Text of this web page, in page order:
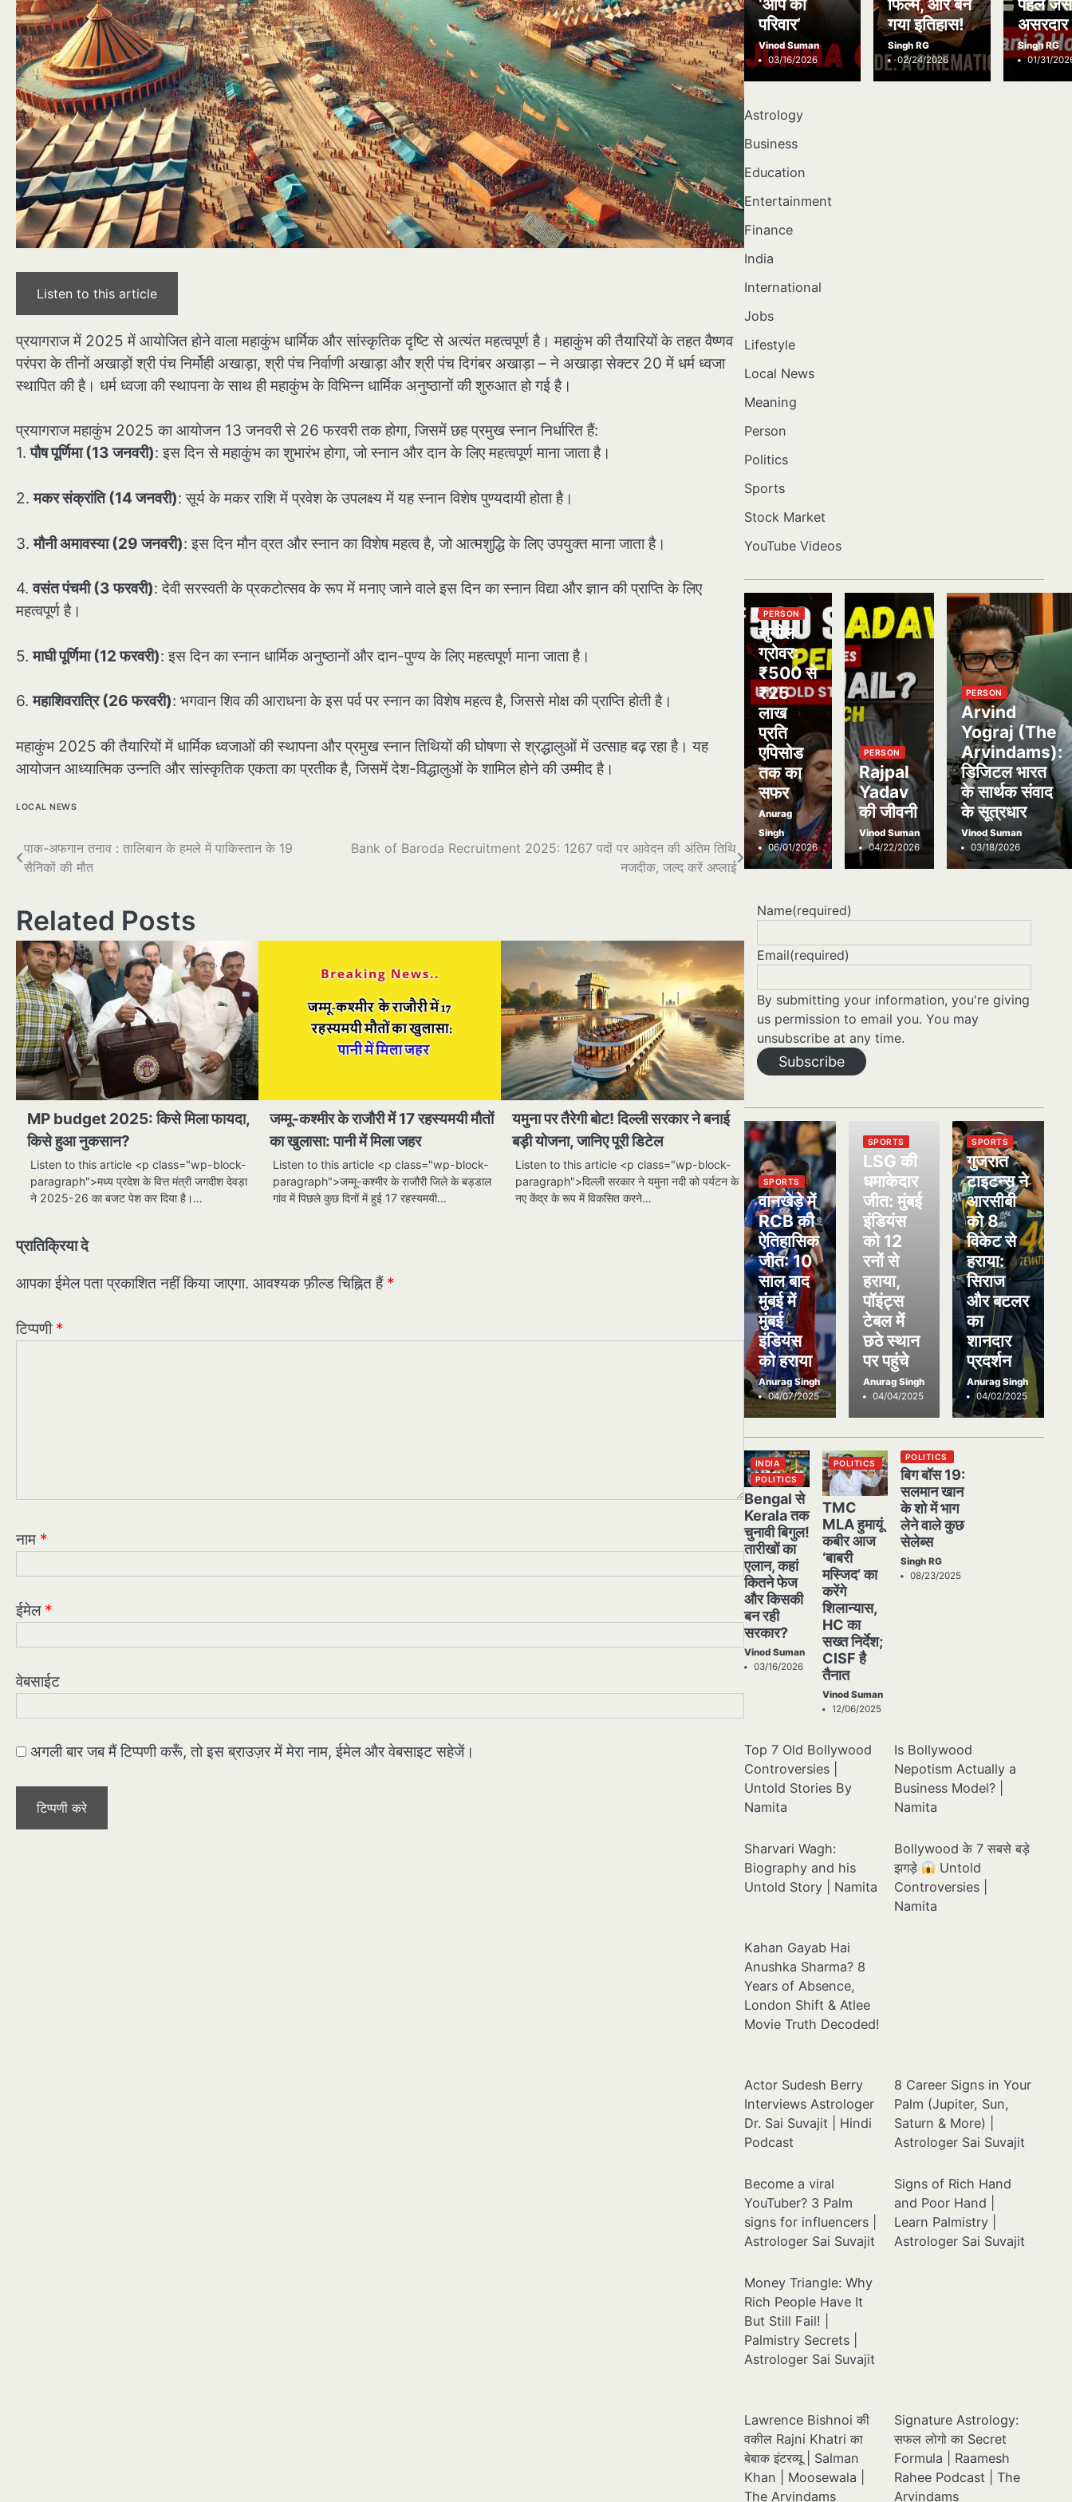
Listen to this article
प्रयागराज में 2025 में आयोजित होने वाला महाकुंभ धार्मिक और सांस्कृतिक दृष्टि से अत्यंत महत्वपूर्ण है। महाकुंभ की तैयारियों के तहत वैष्णव
परंपरा के तीनों अखाड़ों श्री पंच निर्मोही अखाड़ा, श्री पंच निर्वाणी अखाड़ा और श्री पंच दिगंबर अखाड़ा – ने अखाड़ा सेक्टर 20 में धर्म ध्वजा
स्थापित की है। धर्म ध्वजा की स्थापना के साथ ही महाकुंभ के विभिन्न धार्मिक अनुष्ठानों की शुरुआत हो गई है।
प्रयागराज महाकुंभ 2025 का आयोजन 13 जनवरी से 26 फरवरी तक होगा, जिसमें छह प्रमुख स्नान निर्धारित हैं:
1.पौष पूर्णिमा (13 जनवरी): इस दिन से महाकुंभ का शुभारंभ होगा, जो स्नान और दान के लिए महत्वपूर्ण माना जाता है।
2.मकर संक्रांति (14 जनवरी): सूर्य के मकर राशि में प्रवेश के उपलक्ष्य में यह स्नान विशेष पुण्यदायी होता है।
3.मौनी अमावस्या (29 जनवरी): इस दिन मौन व्रत और स्नान का विशेष महत्व है, जो आत्मशुद्धि के लिए उपयुक्त माना जाता है।
4.वसंत पंचमी (3 फरवरी): देवी सरस्वती के प्रकटोत्सव के रूप में मनाए जाने वाले इस दिन का स्नान विद्या और ज्ञान की प्राप्ति के लिए
महत्वपूर्ण है।
5.माघी पूर्णिमा (12 फरवरी): इस दिन का स्नान धार्मिक अनुष्ठानों और दान-पुण्य के लिए महत्वपूर्ण माना जाता है।
6.महाशिवरात्रि (26 फरवरी): भगवान शिव की आराधना के इस पर्व पर स्नान का विशेष महत्व है, जिससे मोक्ष की प्राप्ति होती है।
महाकुंभ 2025 की तैयारियों में धार्मिक ध्वजाओं की स्थापना और प्रमुख स्नान तिथियों की घोषणा से श्रद्धालुओं में उत्साह बढ़ रहा है। यह
आयोजन आध्यात्मिक उन्नति और सांस्कृतिक एकता का प्रतीक है, जिसमें देश-विद्धालुओं के शामिल होने की उम्मीद है।
LOCAL NEWS
पोस्ट
पाक-अफगान तनाव : तालिबान के हमले में पाकिस्तान के 19
सैनिकों की मौत
Bank of Baroda Recruitment 2025: 1267 पदों पर आवेदन की अंतिम तिथि
नजदीक, जल्द करें अप्लाई
Related Posts
MP budget 2025: किसे मिला फायदा,
किसे हुआ नुकसान?
Listen to this article <p class="wp-block-
paragraph">मध्य प्रदेश के वित्त मंत्री जगदीश देवड़ा
ने 2025-26 का बजट पेश कर दिया है।…
जम्मू-कश्मीर के राजौरी में 17 रहस्यमयी मौतों
का खुलासा: पानी में मिला जहर
Listen to this article <p class="wp-block-
paragraph">जम्मू-कश्मीर के राजौरी जिले के बड्डाल
गांव में पिछले कुछ दिनों में हुई 17 रहस्यमयी…
यमुना पर तैरेगी बोट! दिल्ली सरकार ने बनाई
बड़ी योजना, जानिए पूरी डिटेल
Listen to this article <p class="wp-block-
paragraph">दिल्ली सरकार ने यमुना नदी को पर्यटन के
नए केंद्र के रूप में विकसित करने…
प्रातिक्रिया दे
आपका ईमेल पता प्रकाशित नहीं किया जाएगा. आवश्यक फ़ील्ड चिह्नित हैं *
टिप्पणी *
नाम *
ईमेल *
वेबसाईट
अगली बार जब मैं टिप्पणी करूँ, तो इस ब्राउज़र में मेरा नाम, ईमेल और वेबसाइट सहेजें।
‘आप का
परिवार’
Vinod Suman
03/16/2026
फिल्में, और बन
गया इतिहास!
Singh RG
02/24/2026
पहले
असरदार
Singh RG
01/31/
Astrology
Business
Education
Entertainment
Finance
India
International
Jobs
Lifestyle
Local News
Meaning
Person
Politics
Sports
Stock Market
YouTube Videos
PERSON
सुनील
ग्रोवर:
₹500 से
₹25
लाख
प्रति
एपिसोड
तक का
सफर
Anurag
Singh
06/01/2026
PERSON
Rajpal
Yadav
की जीवनी
Vinod Suman
04/22/2026
PERSON
Arvind
Yograj (The
Arvindams):
डिजिटल भारत
के सार्थक संवाद
के सूत्रधार
Vinod Suman
03/18/2026
Name(required)
Email(required)
By submitting your information, you're giving
us permission to email you. You may
unsubscribe at any time.
Subscribe
SPORTS
वानखेड़े में
RCB की
ऐतिहासिक
जीत: 10
साल बाद
मुंबई में
मुंबई
इंडियंस
को हराया
Anurag Singh
04/07/2025
SPORTS
LSG की
धमाकेदार
जीत: मुंबई
इंडियंस
को 12
रनों से
हराया,
पॉइंट्स
टेबल में
छठे स्थान
पर पहुंचे
Anurag Singh
04/04/2025
SPORTS
गुजरात
टाइटन्स ने
आरसीबी
को 8
विकेट से
हराया:
सिराज
और बटलर
का
शानदार
प्रदर्शन
Anurag Singh
04/02/2025
INDIA
POLITICS
Bengal से
Kerala तक
चुनावी बिगुल!
तारीखों का
एलान, कहां
कितने फेज
और किसकी
बन रही
सरकार?
Vinod Suman
03/16/2026
POLITICS
TMC
MLA हुमायूं
कबीर आज
‘बाबरी
मस्जिद’ का
करेंगे
शिलान्यास,
HC का
सख्त निर्देश;
CISF है
तैनात
Vinod Suman
12/06/2025
POLITICS
बिग बॉस 19:
सलमान खान
के शो में भाग
लेने वाले कुछ
सेलेब्स
Singh RG
08/23/2025
Top 7 Old Bollywood
Controversies |
Untold Stories By
Namita
Is Bollywood
Nepotism Actually a
Business Model? |
Namita
Sharvari Wagh:
Biography and his
Untold Story | Namita
Bollywood के 7 सबसे बड़े
झगड़े
Untold
Controversies |
Namita
Kahan Gayab Hai
Anushka Sharma? 8
Years of Absence,
London Shift & Atlee
Movie Truth Decoded!
Actor Sudesh Berry
Interviews Astrologer
Dr. Sai Suvajit | Hindi
Podcast
8 Career Signs in Your
Palm (Jupiter, Sun,
Saturn & More) |
Astrologer Sai Suvajit
Become a viral
YouTuber? 3 Palm
signs for influencers |
Astrologer Sai Suvajit
Signs of Rich Hand
and Poor Hand |
Learn Palmistry |
Astrologer Sai Suvajit
Money Triangle: Why
Rich People Have It
But Still Fail! |
Palmistry Secrets |
Astrologer Sai Suvajit
Lawrence Bishnoi की
वकील Rajni Khatri का
बेबाक इंटरव्यू | Salman
Khan | Moosewala |
The Arvindams
Signature Astrology:
सफल लोगो का Secret
Formula | Raamesh
Rahee Podcast | The
Arvindams